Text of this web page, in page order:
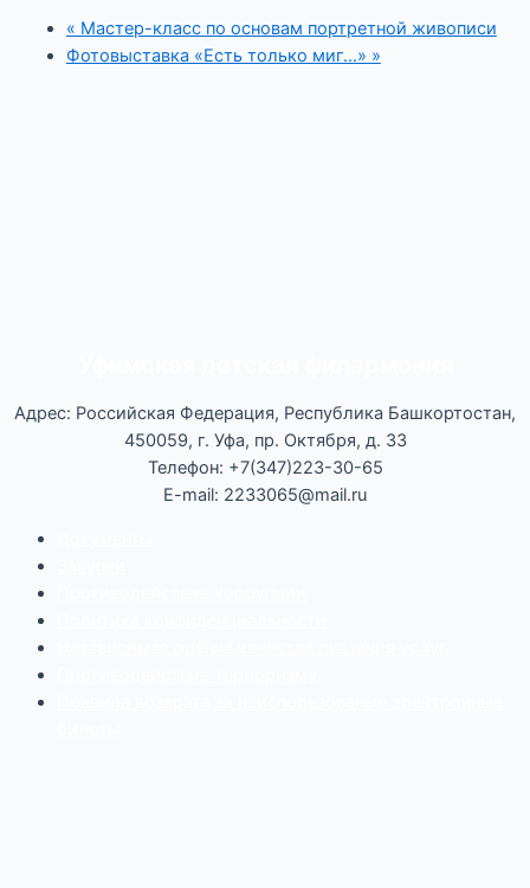
« Мастер-класс по основам портретной живописи
Фотовыставка «Есть только миг…» »
Адрес: Российская Федерация, Республика Башкортостан,
450059, г. Уфа, пр. Октября, д. 33
Телефон: +7(347)223-30-65
E-mail: 2233065@mail.ru